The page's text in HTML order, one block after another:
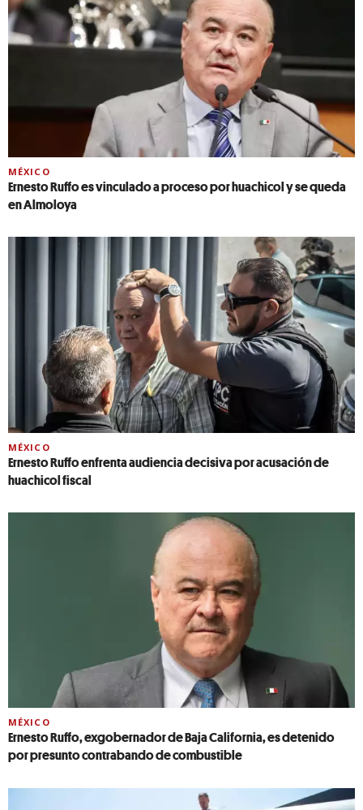
MÉXICO
Ernesto Ruffo es vinculado a proceso por huachicol y se queda
en Almoloya
MÉXICO
Ernesto Ruffo enfrenta audiencia decisiva por acusación de
huachicol fiscal
MÉXICO
Ernesto Ruffo, exgobernador de Baja California, es detenido
por presunto contrabando de combustible